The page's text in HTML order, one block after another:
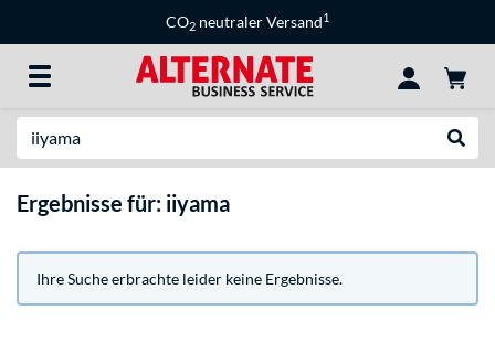
CO2 neutraler Versand1
Ergebnisse für: iiyama
Ihre Suche erbrachte leider keine Ergebnisse.